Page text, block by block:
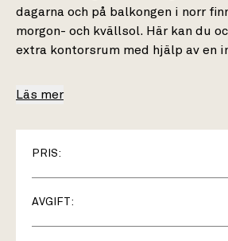
dagarna och på balkongen i norr
morgon- och kvällsol. Här kan du
extra kontorsrum med hjälp av en
Läs mer
PRIS:
AVGIFT: